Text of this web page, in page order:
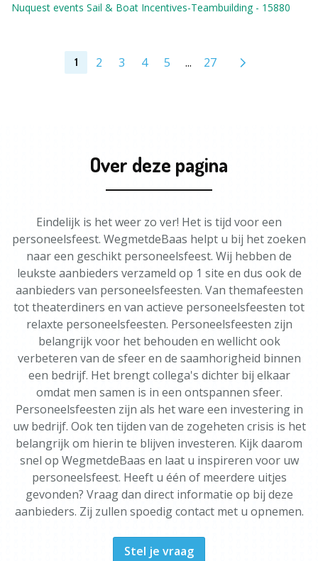
Nuquest events Sail & Boat Incentives-Teambuilding- 15880
1 2 3 4 5 ... 27
Over deze pagina
Eindelijk is het weer zo ver! Het is tijd voor een
personeelsfeest. WegmetdeBaas helpt u bij het zoeken
naar een geschikt personeelsfeest. Wij hebben de
leukste aanbieders verzameld op 1 site en dus ook de
aanbieders van personeelsfeesten. Van themafeesten
tot theaterdiners en van actieve personeelsfeesten tot
relaxte personeelsfeesten. Personeelsfeesten zijn
belangrijk voor het behouden en wellicht ook
verbeteren van de sfeer en de saamhorigheid binnen
een bedrijf. Het brengt collega's dichter bij elkaar
omdat men samen is in een ontspannen sfeer.
Personeelsfeesten zijn als het ware een investering in
uw bedrijf. Ook ten tijden van de zogeheten crisis is het
belangrijk om hierin te blijven investeren. Kijk daarom
snel op WegmetdeBaas en laat u inspireren voor uw
personeelsfeest. Heeft u één of meerdere uitjes
gevonden? Vraag dan direct informatie op bij deze
aanbieders. Zij zullen spoedig contact met u opnemen.
Stel je vraag